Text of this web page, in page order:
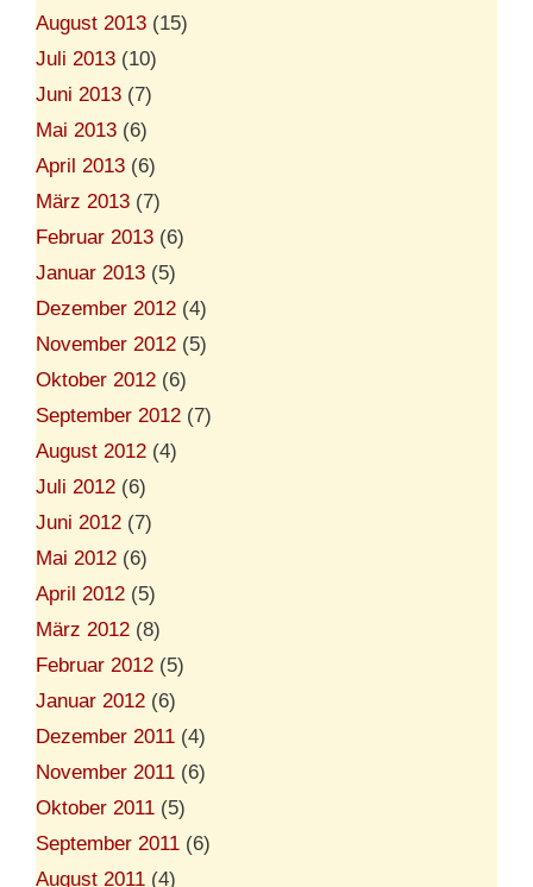
August 2013 (15)
Juli 2013 (10)
Juni 2013 (7)
Mai 2013 (6)
April 2013 (6)
März 2013 (7)
Februar 2013 (6)
Januar 2013 (5)
Dezember 2012 (4)
November 2012 (5)
Oktober 2012 (6)
September 2012 (7)
August 2012 (4)
Juli 2012 (6)
Juni 2012 (7)
Mai 2012 (6)
April 2012 (5)
März 2012 (8)
Februar 2012 (5)
Januar 2012 (6)
Dezember 2011 (4)
November 2011 (6)
Oktober 2011 (5)
September 2011 (6)
August 2011 (4)